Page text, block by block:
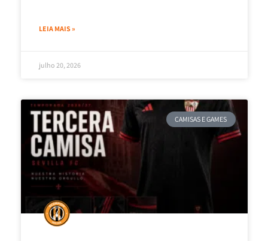
LEIA MAIS »
julho 20, 2026
CAMISAS E GAMES